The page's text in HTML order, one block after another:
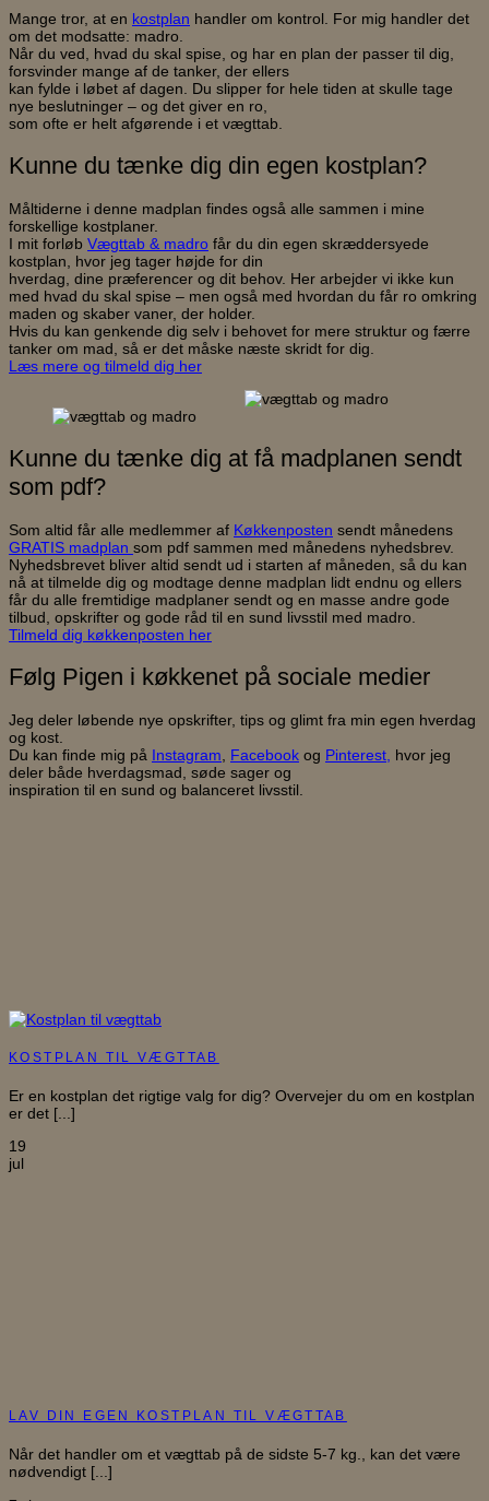
Mange tror, at en kostplan handler om kontrol. For mig handler det
om det modsatte: madro.
Når du ved, hvad du skal spise, og har en plan der passer til dig,
forsvinder mange af de tanker, der ellers
kan fylde i løbet af dagen. Du slipper for hele tiden at skulle tage
nye beslutninger – og det giver en ro,
som ofte er helt afgørende i et vægttab.
Kunne du tænke dig din egen kostplan?
Måltiderne i denne madplan findes også alle sammen i mine
forskellige kostplaner.
I mit forløb Vægttab & madro får du din egen skræddersyede
kostplan, hvor jeg tager højde for din
hverdag, dine præferencer og dit behov. Her arbejder vi ikke kun
med hvad du skal spise – men også med hvordan du får ro omkring
maden og skaber vaner, der holder.
Hvis du kan genkende dig selv i behovet for mere struktur og færre
tanker om mad, så er det måske næste skridt for dig.
Læs mere og tilmeld dig her
Kunne du tænke dig at få madplanen sendt
som pdf?
Som altid får alle medlemmer af Køkkenposten sendt månedens
GRATIS madplan som pdf sammen med månedens nyhedsbrev.
Nyhedsbrevet bliver altid sendt ud i starten af måneden, så du kan
nå at tilmelde dig og modtage denne madplan lidt endnu og ellers
får du alle fremtidige madplaner sendt og en masse andre gode
tilbud, opskrifter og gode råd til en sund livsstil med madro.
Tilmeld dig køkkenposten her
Følg Pigen i køkkenet på sociale medier
Jeg deler løbende nye opskrifter, tips og glimt fra min egen hverdag
og kost.
Du kan finde mig på Instagram Facebook og Pinterest, hvor jeg
deler både hverdagsmad, søde sager og
inspiration til en sund og balanceret livsstil.
KOSTPLAN TIL VÆGTTAB
Er en kostplan det rigtige valg for dig? Overvejer du om en kostplan
er det [...]
19
jul
LAV DIN EGEN KOSTPLAN TIL VÆGTTAB
Når det handler om et vægttab på de sidste 5-7 kg., kan det være
nødvendigt [...]